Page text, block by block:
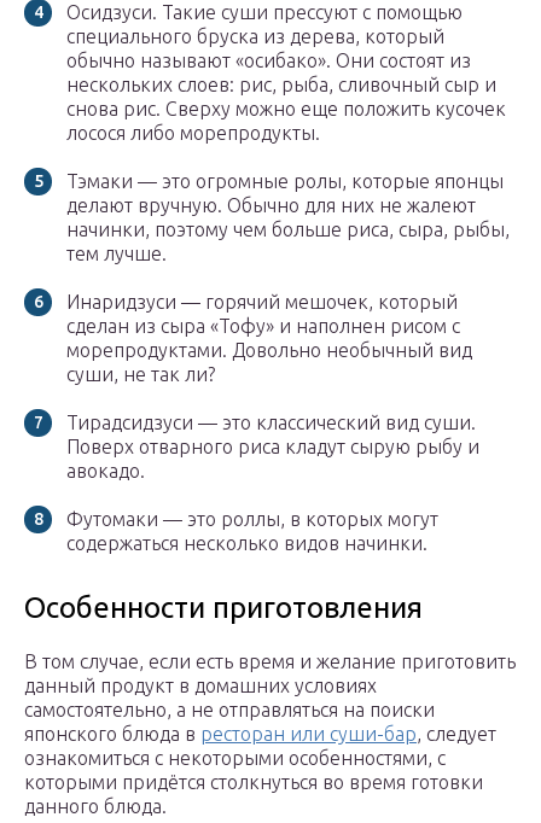
Осидзуси. Такие суши прессуют с помощью
специального бруска из дерева, который
обычно называют «осибако». Они состоят из
нескольких слоев: рис, рыба, сливочный сыр и
снова рис. Сверху можно еще положить кусочек
лосося либо морепродукты.
Тэмаки — это огромные ролы, которые японцы
делают вручную. Обычно для них не жалеют
начинки, поэтому чем больше риса, сыра, рыбы,
тем лучше.
Инаридзуси — горячий мешочек, который
сделан из сыра «Тофу» и наполнен рисом с
морепродуктами. Довольно необычный вид
суши, не так ли?
Тирадсидзуси — это классический вид суши.
Поверх отварного риса кладут сырую рыбу и
авокадо.
Футомаки — это роллы, в которых могут
содержаться несколько видов начинки.
Особенности приготовления
В том случае, если есть время и желание приготовить
данный продукт в домашних условиях
самостоятельно, а не отправляться на поиски
японского блюда в ресторан или суши-бар, следует
ознакомиться с некоторыми особенностями, с
которыми придётся столкнуться во время готовки
данного блюда.